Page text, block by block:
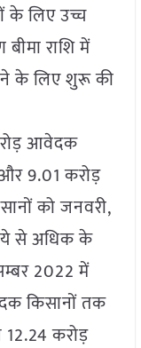
के लिए उच्च
राशि में
के लिए शुरू की
आवेदक
9.01 करोड़
को जनवरी,
से अधिक के
2022 में
किसानों तक
करोड़